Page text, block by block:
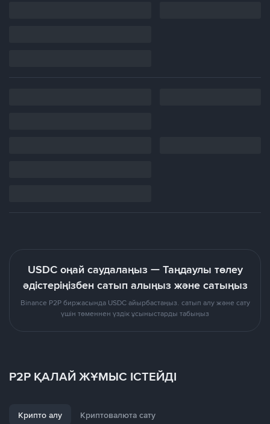
USDC оңай саудалаңыз — Таңдаулы төлеу
әдістеріңізбен сатып алыңыз және сатыңыз
Binance P2P биржасында USDC айырбастаңыз. сатып алу және сату
үшін төменнен үздік ұсыныстарды табыңыз
P2P ҚАЛАЙ ЖҰМЫС ІСТЕЙДІ
Крипто алу Криптовалюта сату